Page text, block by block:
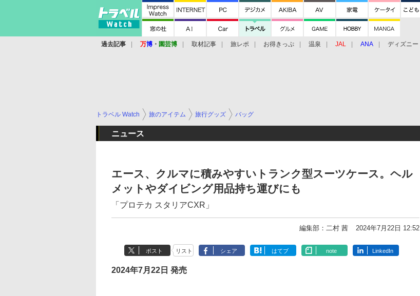
過去記事 万博 ・ 園芸博 取材記事 旅レポ お得きっぷ 温泉 JAL ANA ディズニー
トラベル Watch 旅のアイテム 旅行グッズ バッグ
ニュース
エース、クルマに積みやすいトランク型スーツケース。ヘル
メットやダイビング用品持ち運びにも
「プロテカ スタリアCXR」
編集部：二村 茜 2024年7月22日 12:52
ポスト リスト シェア はてブ note LinkedIn
2024年7月22日 発売